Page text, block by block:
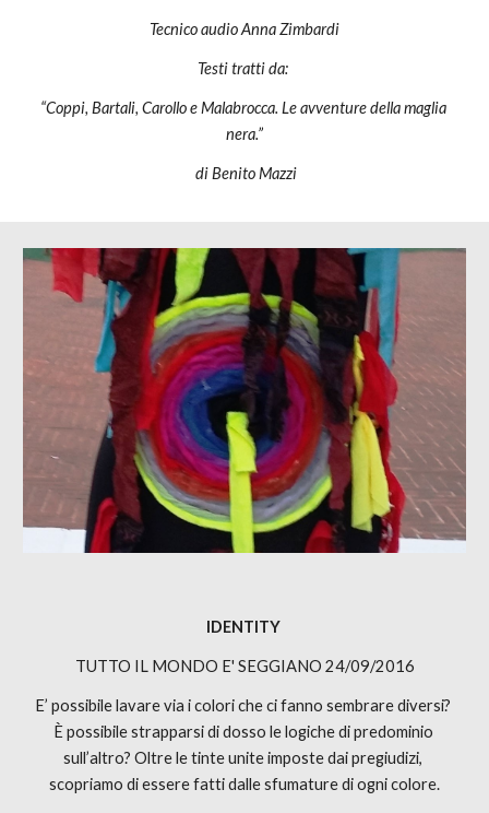
Tecnico audio Anna Zimbardi
Testi tratti da:
“Coppi, Bartali, Carollo e Malabrocca. Le avventure della maglia
nera.”
di Benito Mazzi
IDENTITY
TUTTO IL MONDO E' SEGGIANO 24/09/2016
E’ possibile lavare via i colori che ci fanno sembrare diversi?
È possibile strapparsi di dosso le logiche di predominio
sull’altro? Oltre le tinte unite imposte dai pregiudizi,
scopriamo di essere fatti dalle sfumature di ogni colore.